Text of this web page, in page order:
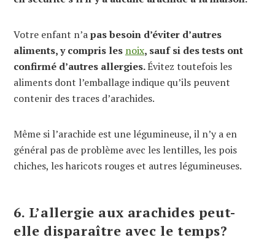
Votre enfant n’apas besoin d’éviter d’autres
aliments, y compris les noix, sauf si des tests ont
confirmé d’autres allergies.Évitez toutefois les
aliments dont l’emballage indique qu’ils peuvent
contenir des traces d’arachides.
Même si l’arachide est une légumineuse, il n’y a en
général pas de problème avec les lentilles, les pois
chiches, les haricots rouges et autres légumineuses.
6. L’allergie aux arachides peut-
elle disparaître avec le temps?